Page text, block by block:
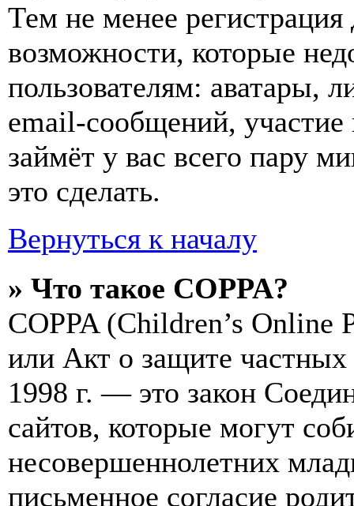
Тем не менее
возможности, которые
пользователям: аватары,
email-сообщений, участие
займёт у вас всего пару
это сделать.
Вернуться к началу
» Что такое COPPA?
COPPA (Children’s
или Акт о защите частных
1998 г. — это закон
сайтов, которые могут
несовершеннолетних
письменное согласие